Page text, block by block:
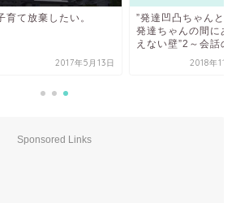
育て放棄したい。
2017年5月13日
”発達凹凸ちゃんと
発達ちゃんの間にあ
えない壁”2～会話の
2018年11
Sponsored Links